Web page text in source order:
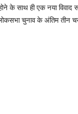
के साथ ही एक नया
चुनाव के अंतिम तीन